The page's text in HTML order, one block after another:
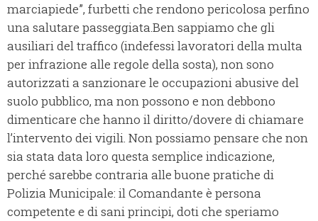
marciapiede”, furbetti che rendono pericolosa perfino
una salutare passeggiata.Ben sappiamo che gli
ausiliari del traffico (indefessi lavoratori della multa
per infrazione alle regole della sosta), non sono
autorizzati a sanzionare le occupazioni abusive del
suolo pubblico, ma non possono e non debbono
dimenticare che hanno il diritto/dovere di chiamare
l’intervento dei vigili. Non possiamo pensare che non
sia stata data loro questa semplice indicazione,
perché sarebbe contraria alle buone pratiche di
Polizia Municipale: il Comandante è persona
competente e di sani principi, doti che speriamo